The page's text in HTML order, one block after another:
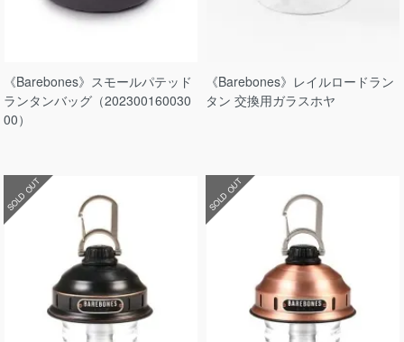
《Barebones》スモールパテッド
ランタンバッグ（202300160030
00）
《Barebones》レイルロードラン
タン 交換用ガラスホヤ
SOLD OUT SOLD OUT